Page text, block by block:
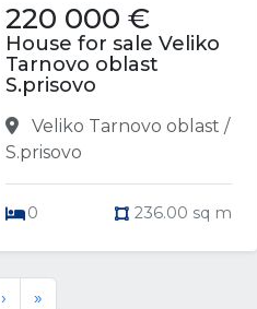
220 000 €
House for sale Veliko
Tarnovo oblast
S.prisovo
Veliko Tarnovo oblast /
S.prisovo
0 236.00 sq m
› »